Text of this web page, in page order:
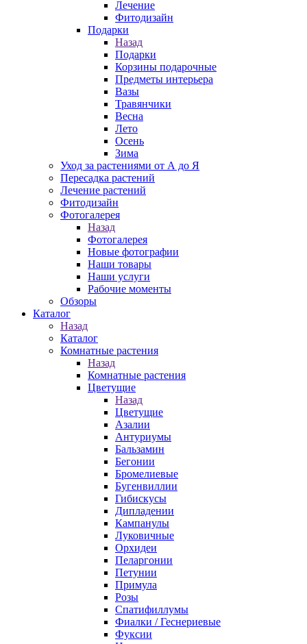
Лечение
Фитодизайн
Подарки
Назад
Подарки
Корзины подарочные
Предметы интерьера
Вазы
Травянчики
Весна
Лето
Осень
Зима
Уход за растениями от А до Я
Пересадка растений
Лечение растений
Фитодизайн
Фотогалерея
Назад
Фотогалерея
Новые фотографии
Наши товары
Наши услуги
Рабочие моменты
Обзоры
Каталог
Назад
Каталог
Комнатные растения
Назад
Комнатные растения
Цветущие
Назад
Цветущие
Азалии
Антуриумы
Бальзамин
Бегонии
Бромелиевые
Бугенвиллии
Гибискусы
Дипладении
Кампанулы
Луковичные
Орхидеи
Пеларгонии
Петунии
Примула
Розы
Спатифиллумы
Фиалки / Геснериевые
Фуксии